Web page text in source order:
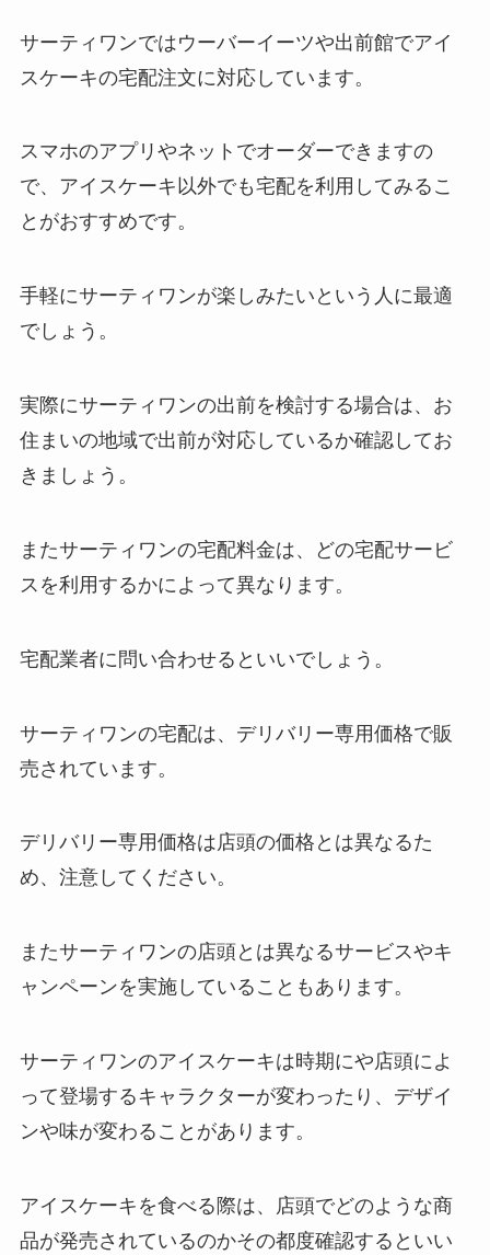
サーティワンではウーバーイーツや出前館でアイ
スケーキの宅配注文に対応しています。
スマホのアプリやネットでオーダーできますの
で、アイスケーキ以外でも宅配を利用してみるこ
とがおすすめです。
手軽にサーティワンが楽しみたいという人に最適
でしょう。
実際にサーティワンの出前を検討する場合は、お
住まいの地域で出前が対応しているか確認してお
きましょう。
またサーティワンの宅配料金は、どの宅配サービ
スを利用するかによって異なります。
宅配業者に問い合わせるといいでしょう。
サーティワンの宅配は、デリバリー専用価格で販
売されています。
デリバリー専用価格は店頭の価格とは異なるた
め、注意してください。
またサーティワンの店頭とは異なるサービスやキ
ャンペーンを実施していることもあります。
サーティワンのアイスケーキは時期にや店頭によ
って登場するキャラクターが変わったり、デザイ
ンや味が変わることがあります。
アイスケーキを食べる際は、店頭でどのような商
品が発売されているのかその都度確認するといい